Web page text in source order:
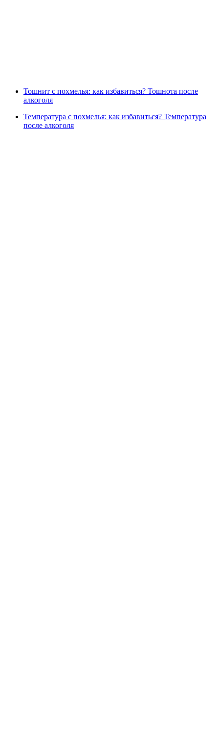
Тошнит с похмелья: как избавиться? Тошнота после
алкоголя
Температура с похмелья: как избавиться? Температура
после алкоголя